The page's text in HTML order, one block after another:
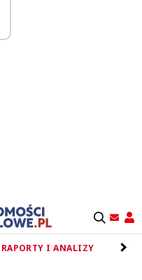
RAPORTY I ANALIZY